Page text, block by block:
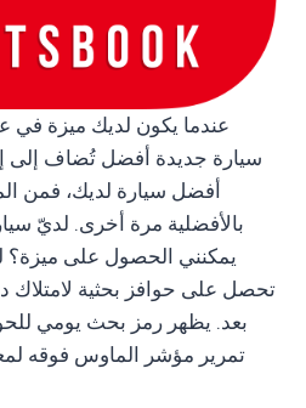
عندما يكون لديك ميزة
سيارة جديدة أفضل تُضاف إلى
أفضل سيارة لديك، فمن
بالأفضلية مرة أخرى. لديّ
يمكنني الحصول على ميزة؟
تحصل على حوافز بحثية لامتلاك
بعد. يظهر رمز بحث يومي
تمرير مؤشر الماوس فوقه